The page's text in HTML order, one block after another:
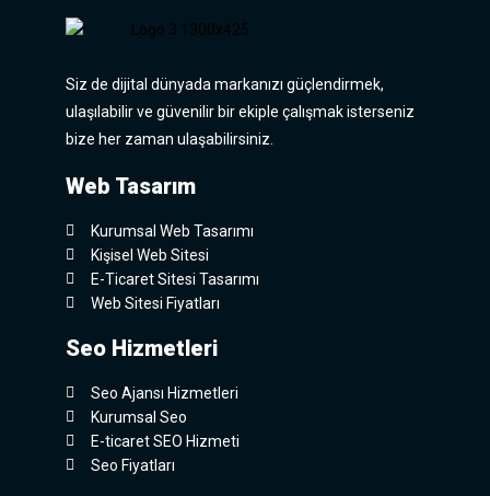
Siz de dijital dünyada markanızı güçlendirmek,
ulaşılabilir ve güvenilir bir ekiple çalışmak isterseniz
bize her zaman ulaşabilirsiniz.
Web Tasarım
Kurumsal Web Tasarımı
Kişisel Web Sitesi
E-Ticaret Sitesi Tasarımı
Web Sitesi Fiyatları
Seo Hizmetleri
Seo Ajansı Hizmetleri
Kurumsal Seo
E-ticaret SEO Hizmeti
Seo Fiyatları